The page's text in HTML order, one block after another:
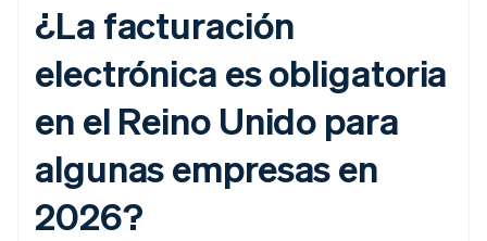
¿La facturación
electrónica es obligatoria
en el Reino Unido para
algunas empresas en
2026?